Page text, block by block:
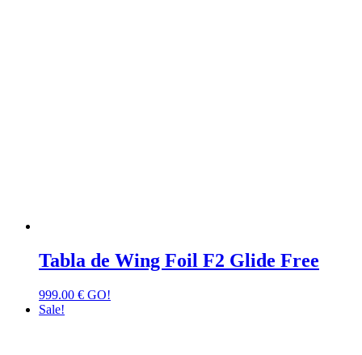
Tabla de Wing Foil F2 Glide Free
999.00 € GO!
Sale!